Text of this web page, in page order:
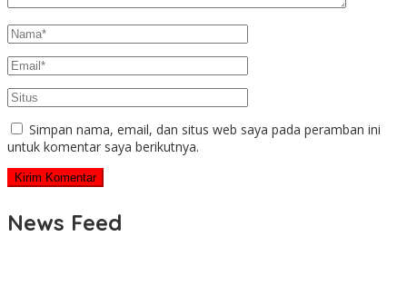
Simpan nama, email, dan situs web saya pada peramban ini
untuk komentar saya berikutnya.
News Feed